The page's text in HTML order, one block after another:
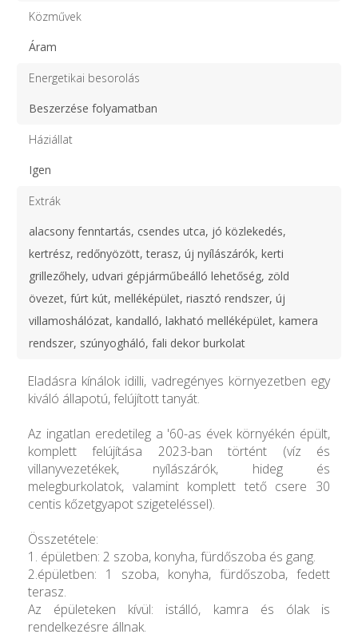
Közművek
Áram
Energetikai besorolás
Beszerzése folyamatban
Háziállat
Igen
Extrák
alacsony fenntartás, csendes utca, jó közlekedés,
kertrész, redőnyözött, terasz, új nyílászárók, kerti
grillezőhely, udvari gépjárműbeálló lehetőség, zöld
övezet, fúrt kút, melléképület, riasztó rendszer, új
villamoshálózat, kandalló, lakható melléképület, kamera
rendszer, szúnyogháló, fali dekor burkolat
Eladásra kínálok idilli, vadregényes környezetben egy
kiváló állapotú, felújított tanyát.
Az ingatlan eredetileg a '60-as évek környékén épült,
komplett felújítása 2023-ban történt (víz és
villanyvezetékek, nyílászárók, hideg és
melegburkolatok, valamint komplett tető csere 30
centis kőzetgyapot szigeteléssel).
Összetétele:
1. épületben: 2 szoba, konyha, fürdőszoba és gang.
2.épületben: 1 szoba, konyha, fürdőszoba, fedett
terasz.
Az épületeken kívül: istálló, kamra és ólak is
rendelkezésre állnak.